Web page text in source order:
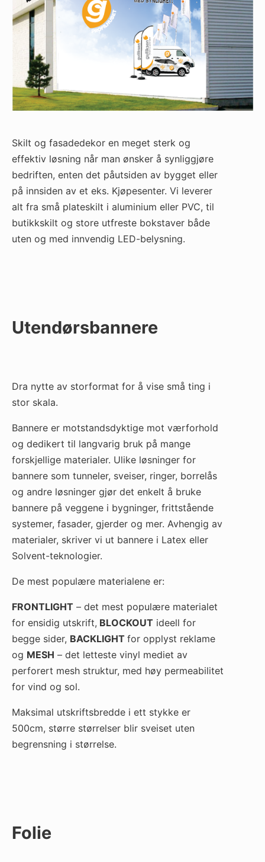
Skilt og fasadedekor en meget sterk og
effektiv løsning når man ønsker å synliggjøre
bedriften, enten det påutsiden av bygget eller
på innsiden av et eks. Kjøpesenter. Vi leverer
alt fra små plateskilt i aluminium eller PVC, til
butikkskilt og store utfreste bokstaver både
uten og med innvendig LED-belysning.
Utendørsbannere
Dra nytte av storformat for å vise små ting i
stor skala.
Bannere er motstandsdyktige mot værforhold
og dedikert til langvarig bruk på mange
forskjellige materialer. Ulike løsninger for
bannere som tunneler, sveiser, ringer, borrelås
og andre løsninger gjør det enkelt å bruke
bannere på veggene i bygninger, frittstående
systemer, fasader, gjerder og mer. Avhengig av
materialer, skriver vi ut bannere i Latex eller
Solvent-teknologier.
De mest populære materialene er:
FRONTLIGHT – det mest populære materialet
for ensidig utskrift, BLOCKOUT ideell for
begge sider, BACKLIGHT for opplyst reklame
og MESH – det letteste vinyl mediet av
perforert mesh struktur, med høy permeabilitet
for vind og sol.
Maksimal utskriftsbredde i ett stykke er
500cm, større størrelser blir sveiset uten
begrensning i størrelse.
Folie